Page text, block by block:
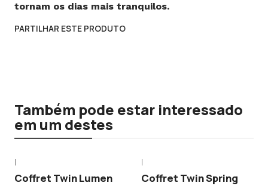
tornam os dias mais tranquilos.
PARTILHAR ESTE PRODUTO
Também pode estar interessado
em um destes
Coffret Twin Lumen Coffret Twin Spring